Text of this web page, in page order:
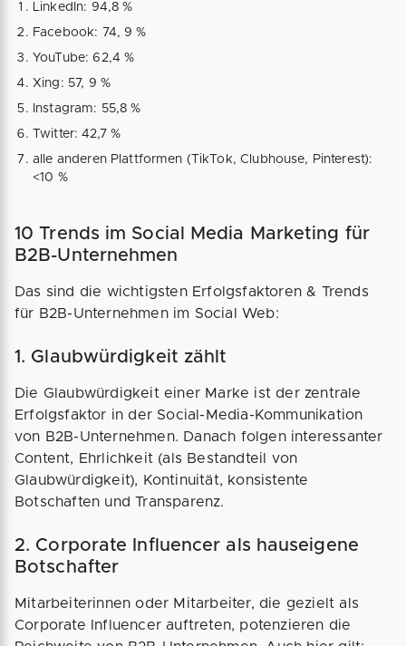
LinkedIn: 94,8 %
Facebook: 74, 9 %
YouTube: 62,4 %
Xing: 57, 9 %
Instagram: 55,8 %
Twitter: 42,7 %
alle anderen Plattformen (TikTok, Clubhouse, Pinterest):
<10 %
10 Trends im Social Media Marketing für
B2B-Unternehmen
Das sind die wichtigsten Erfolgsfaktoren & Trends
für B2B-Unternehmen im Social Web:
1. Glaubwürdigkeit zählt
Die Glaubwürdigkeit einer Marke ist der zentrale
Erfolgsfaktor in der Social-Media-Kommunikation
von B2B-Unternehmen. Danach folgen interessanter
Content, Ehrlichkeit (als Bestandteil von
Glaubwürdigkeit), Kontinuität, konsistente
Botschaften und Transparenz.
2. Corporate Influencer als hauseigene
Botschafter
Mitarbeiterinnen oder Mitarbeiter, die gezielt als
Corporate Influencer auftreten, potenzieren die